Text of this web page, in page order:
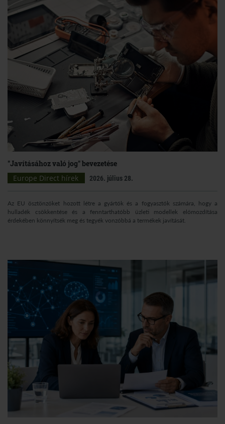
"Javításához való jog" bevezetése
Europe Direct hírek
2026. július 28.
Az EU ösztönzőket hozott létre a gyártók és a fogyasztók számára, hogy a
hulladék csökkentése és a fenntarthatóbb üzleti modellek előmozdítása
érdekében könnyítsék meg és tegyék vonzóbbá a termékek javítását.